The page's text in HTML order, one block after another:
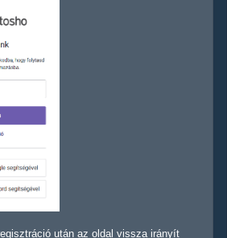
után az oldal vissza irányít